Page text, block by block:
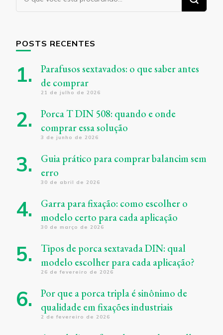
POSTS RECENTES
Parafusos sextavados: o que saber antes
de comprar
21 de julho de 2026
Porca T DIN 508: quando e onde
comprar essa solução
3 de junho de 2026
Guia prático para comprar balancim sem
erro
30 de abril de 2026
Garra para fixação: como escolher o
modelo certo para cada aplicação
30 de março de 2026
Tipos de porca sextavada DIN: qual
modelo escolher para cada aplicação?
26 de fevereiro de 2026
Por que a porca tripla é sinônimo de
qualidade em fixações industriais
2 de fevereiro de 2026